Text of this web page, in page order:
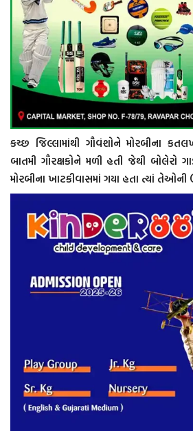
કચ્છ જિલ્લામાંથી ગૌવંશોને મોરબીના
બાતમી ગૌરક્ષકોને મળી હતી જેથી બોલેરો
મોરબીના ખાટકીવાસમાં ગયા હતા ત્યાં તેઓની